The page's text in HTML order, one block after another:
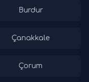
Burdur
Çanakkale
Çorum